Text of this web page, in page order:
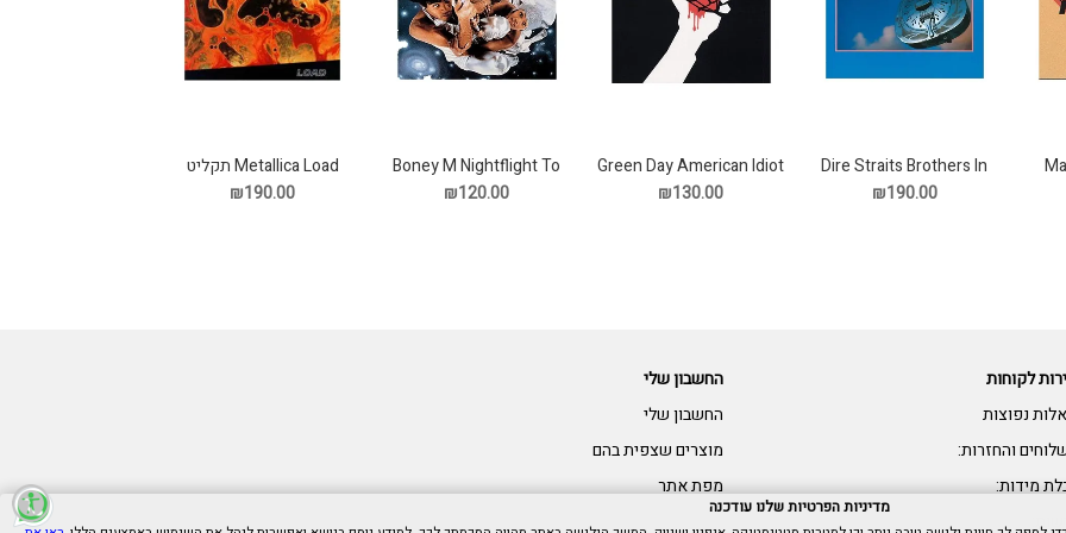
Dire Straits Brothers In
Arms תקליט
₪190.00
Green Day American Idiot
תקליט
₪130.00
Boney M Nightflight To
Venus תקליט
₪120.00
Metallica Load תקליט
₪190.00
לקוחות
נפוצות
והחזרות:
מידות:
החשבון שלי
החשבון שלי
מוצרים שצפית בהם
מפת אתר
מדיניות הפרטיות שלנו עודכנה